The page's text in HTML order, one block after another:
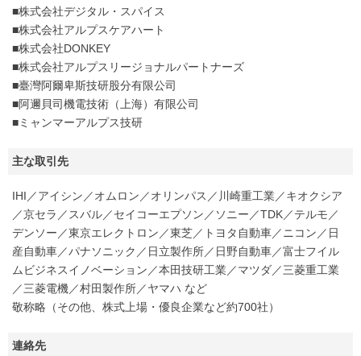
■株式会社デジタル・スパイス
■株式会社アルプスケアハート
■株式会社DONKEY
■株式会社アルプスリージョナルパートナーズ
■臺灣阿爾卑斯技研股分有限公司
■阿邇貝司機電技術（上海）有限公司
■ミャンマーアルプス技研
主な取引先
IHI／アイシン／オムロン／オリンパス／川崎重工業／キオクシア
／京セラ／スバル／セイコーエプソン／ソニー／TDK／テルモ／
デンソー／東京エレクトロン／東芝／トヨタ自動車／ニコン／日
産自動車／パナソニック／日立製作所／日野自動車／富士フイル
ムビジネスイノベーション／本田技研工業／マツダ／三菱重工業
／三菱電機／村田製作所／ヤマハ など
敬称略（その他、株式上場・優良企業など約700社）
連絡先